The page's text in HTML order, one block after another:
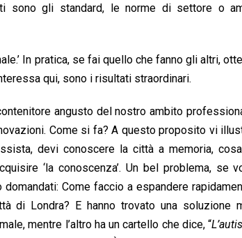
sono gli standard, le norme di settore o
In pratica, se fai quello che fanno gli altri,
qui, sono i risultati straordinari.
angusto del nostro ambito
Come si fa? A questo proposito vi
devi conoscere la città a memoria,
‘la conoscenza’. Un bel problema, se
Come faccio a espandere
di Londra? E hanno trovato una soluzione
mentre l’altro ha un cartello che dice, “